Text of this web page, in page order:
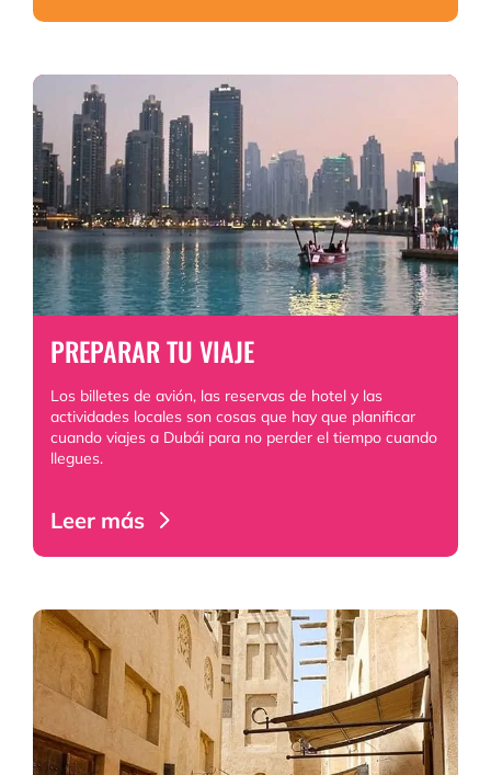
PREPARAR TU VIAJE
Los billetes de avión, las reservas de hotel y las
actividades locales son cosas que hay que planificar
cuando viajes a Dubái para no perder el tiempo cuando
llegues.
Leer más